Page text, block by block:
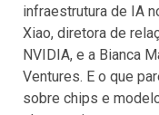
infraestrutura de IA
Xiao, diretora de
NVIDIA, e a Bianca
Ventures. E o que
sobre chips e